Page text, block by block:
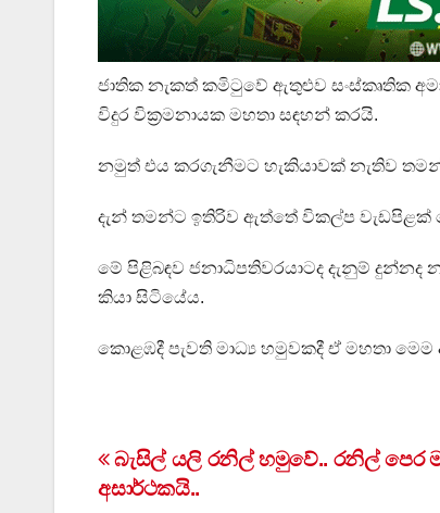
ජාතික නැකත් කමිටුවේ ඇතුළුව සංස්කෘතික
විදුර වික්‍රමනායක මහතා සඳහන් කරයි.
නමුත් එය කරගැනීමට හැකියාවක් නැතිව
දැන් තමන්ට ඉතිරිව ඇත්තේ විකල්ප
මේ පිළිබඳව ජනාධිපතිවරයාටද දැනුම්
කියා සිටියේය.
කොළඹදී පැවති මාධ්‍ය හමුවකදී ඒ මහතා මෙම
Post
බැසිල් යලි රනිල් හමුවේ.. රනිල් පෙර
අසාර්ථකයි..